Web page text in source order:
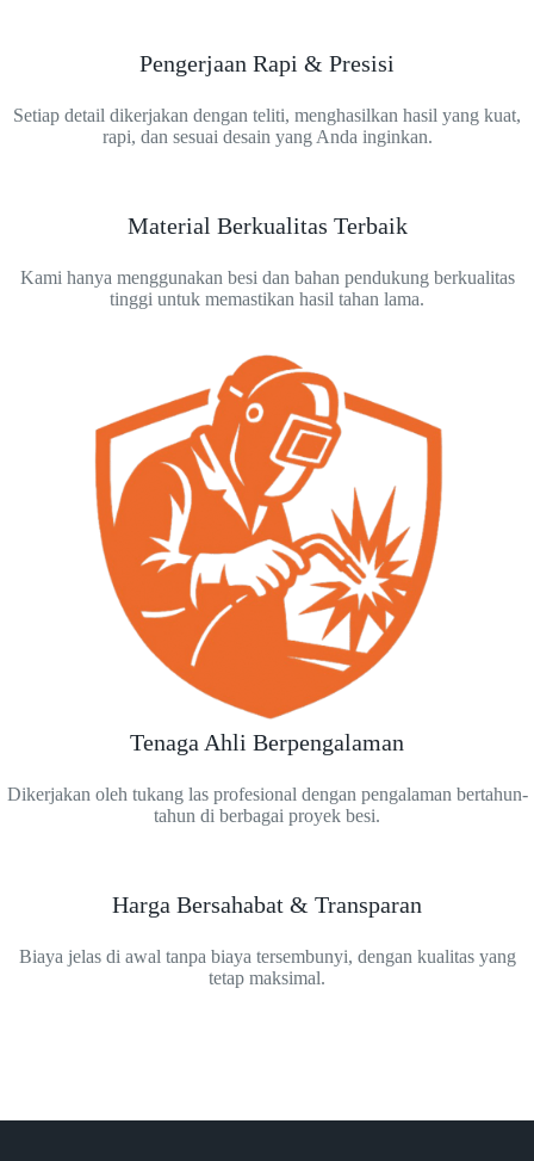
Pengerjaan Rapi & Presisi
Setiap detail dikerjakan dengan teliti, menghasilkan hasil yang kuat,
rapi, dan sesuai desain yang Anda inginkan.
Material Berkualitas Terbaik
Kami hanya menggunakan besi dan bahan pendukung berkualitas
tinggi untuk memastikan hasil tahan lama.
Tenaga Ahli Berpengalaman
Dikerjakan oleh tukang las profesional dengan pengalaman bertahun-
tahun di berbagai proyek besi.
Harga Bersahabat & Transparan
Biaya jelas di awal tanpa biaya tersembunyi, dengan kualitas yang
tetap maksimal.